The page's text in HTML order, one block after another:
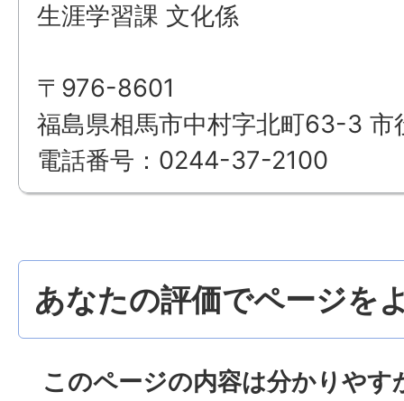
生涯学習課 文化係
〒976-8601
福島県相馬市中村字北町63-3 市
電話番号：0244-37-2100
あなたの評価でページを
このページの内容は分かりやす